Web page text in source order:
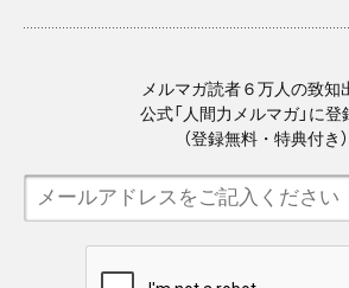
メルマガ読者６万人の致知
公式「人間力メルマガ」に登
（登録無料・特典付き）